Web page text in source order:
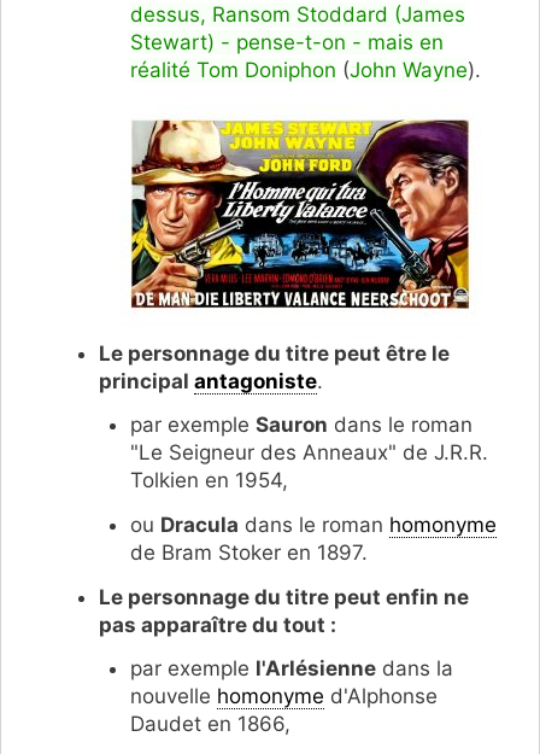
dessus, Ransom Stoddard (James
Stewart) - pense-t-on - mais en
réalité Tom Doniphon (John Wayne).
Le personnage du titre peut être le
principal antagoniste.
par exemple Sauron dans le roman
"Le Seigneur des Anneaux" de J.R.R.
Tolkien en 1954,
ou Dracula dans le roman homonyme
de Bram Stoker en 1897.
Le personnage du titre peut enfin ne
pas apparaître du tout :
par exemple l'Arlésiennedans la
nouvelle homonyme d'Alphonse
Daudet en 1866,